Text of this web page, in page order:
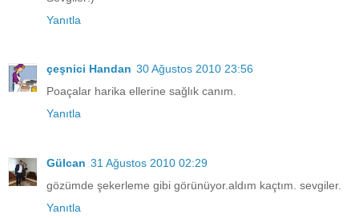
Yanıtla
çeşnici Handan 30 Ağustos 2010 23:56
Poaçalar harika ellerine sağlık canım.
Yanıtla
Gülcan 31 Ağustos 2010 02:29
gözümde şekerleme gibi görünüyor.aldım kaçtım. sevgiler.
Yanıtla